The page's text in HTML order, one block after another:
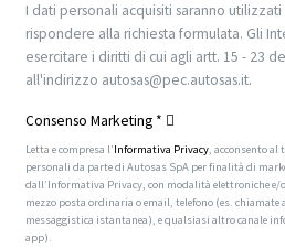
I dati personali acquisiti saranno
rispondere alla richiesta formulata. Gli
esercitare i diritti di cui agli artt. 15 - 23
all'indirizzo autosas@pec.autosas.it.
Consenso Marketing *
Letta e compresa l’Informativa Privacy, acconsento
personali da parte di Autosas SpA per finalità di
dall’Informativa Privacy, con modalità elettroniche e/
mezzo posta ordinaria o email, telefono (es.
messaggistica istantanea), e qualsiasi altro canale
app).